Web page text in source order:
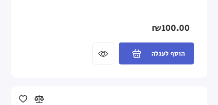
₪100.00
הוסף לעגלה